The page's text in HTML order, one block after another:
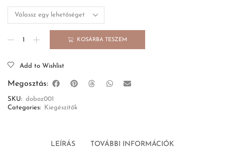
KOSÁRBA TESZEM
Add to Wishlist
Megosztás:
SKU: doboz001
Categories:
Kiegészítők
LEÍRÁS TOVÁBBI INFORMÁCIÓK